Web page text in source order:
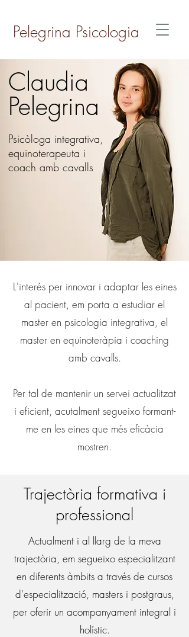
Pelegrina Psicologia
Psicòloga integrativa,
equinoterapeuta i
coach amb cavalls
Claudia
Pelegrina
L'interés per innovar i adaptar les eines
al pacient, em porta a estudiar el
master en psicologia integrativa, el
master en equinoteràpia i coaching
amb cavalls.
Per tal de mantenir un servei actualitzat
i eficient, acutalment segueixo formant-
me en les eines que més eficàcia
mostren.
Trajectòria formativa i
professional
Actualment i al llarg de la meva
trajectòria, em segueixo especialitzant
en diferents àmbits a través de cursos
d'especialització, masters i postgraus,
per oferir un acompanyament integral i
holístic.